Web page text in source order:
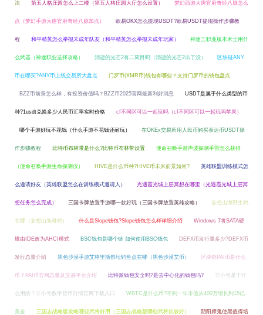
法 第五人格庄园怎么上二楼（第五人格庄园大厅怎么设置） 梦幻西游大唐官府奇经八脉怎么
点（梦幻手游大唐官府奇经八脉加点） 欧易OKX怎么提现USDT?欧易USDT提现操作步骤教
程 和平精英怎么举报未成年队友（和平精英怎么举报未成年玩家） 神途三职业版本术士用什
么武器（神途职业选择攻略） 消逝的光芒2有二周目吗（消逝的光芒2出了没） 区块链ANY
币在哪买?ANY币上线交易所大盘点 门罗币(XMR币)钱包有哪些？支持门罗币的钱包盘点
BZZ币前景怎么样，有投资价值吗？BZZ币2025官网最新利好消息 USDT是属于什么类型的币
种?1usdt兑换多少人民币汇率实时价格 cf不同区可以一起玩吗（cf不同区可以一起玩吗苹果）
哪个手游好玩不花钱（什么手游不花钱还耐玩） 在OKEx交易所用人民币购买泰达币USDT操
作步骤教程 比特币布林带是什么?比特币布林带设置 使命召唤手游声波探测手雷怎么获得
（使命召唤手游生命探测仪） HIVE是什么币种?HIVE币未来前景如何? 英雄联盟训练模式怎
么邀请好友（英雄联盟怎么在训练模式邀请人） 光遇霞光城上层冥想在哪里（光遇霞光城上层冥
想任务怎么完成） 三国卡牌放置手游哪一款好玩（三国卡牌放置英雄攻略） 妄想山海野生鸡
在哪（妄想山海母鸡） 什么是Slope钱包?Slope钱包怎么样详细介绍 Windows 7将SATA硬
碟由IDE改为AHCI模式 BSC钱包是哪个链 如何使用BSC钱包 DEFX币发行量多少?DEFX币
发行总量介绍 黑色沙漠手游艾格里斯祭坛钓鱼点在哪（黑色沙漠艾币） 区块链PAI币是什么
币？PAI币官网总量及交易平台介绍 比特派钱包安全吗?是去中心化的钱包吗? 非小号是干什
么用的？非小号数字货币行情官网下载入口 WBTC是什么币?不到一年市值从400万增长到15亿
美金 三国志战略版攻略哪些武将好用（三国志战略版哪些武将比较好） 阴阳师鬼使黑值得培